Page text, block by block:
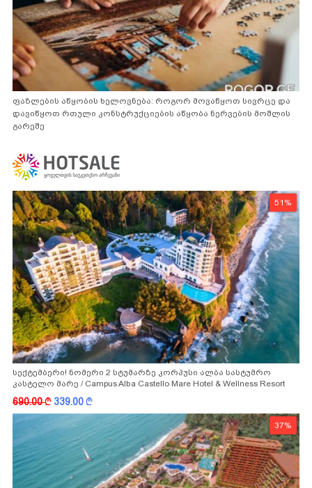
ფაზლების აწყობის ხელოვნება: როგორ მოვაწყოთ სივრცე და
დავიწყოთ რთული კონსტრუქციების აწყობა ნერვების მოშლის
გარეშე
51%
სექტემბერი! ნომერი 2 სტუმარზე კორპუსი ალბა სასტუმრო
კასტელო მარე / Campus Alba Castello Mare Hotel & Wellness Resort
690.00k 339.00k
37%